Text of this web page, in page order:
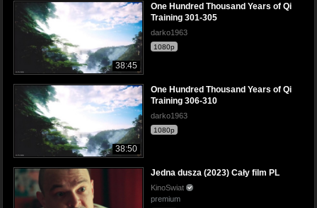
38:45
One Hundred Thousand Years of Qi
Training 301-305
darko1963
1080p
38:50
One Hundred Thousand Years of Qi
Training 306-310
darko1963
1080p
Jedna dusza (2023) Cały film PL
KinoSwiat
premium